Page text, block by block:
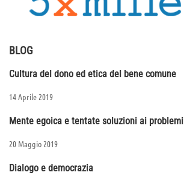
BLOG
Cultura del dono ed etica del bene comune
14 Aprile 2019
Mente egoica e tentate soluzioni ai problemi
20 Maggio 2019
Dialogo e democrazia